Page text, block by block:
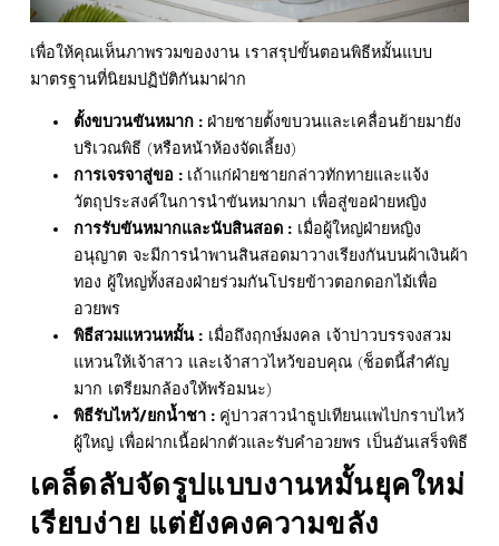
เพื่อให้คุณเห็นภาพรวมของงาน เราสรุปขั้นตอนพิธีหมั้นแบบ
มาตรฐานที่นิยมปฏิบัติกันมาฝาก
ตั้งขบวนขันหมาก : ฝ่ายชายตั้งขบวนและเคลื่อนย้ายมายัง
บริเวณพิธี (หรือหน้าห้องจัดเลี้ยง)
การเจรจาสู่ขอ : เถ้าแก่ฝ่ายชายกล่าวทักทายและแจ้ง
วัตถุประสงค์ในการนำขันหมากมา เพื่อสู่ขอฝ่ายหญิง
การรับขันหมากและนับสินสอด : เมื่อผู้ใหญ่ฝ่ายหญิง
อนุญาต จะมีการนำพานสินสอดมาวางเรียงกันบนผ้าเงินผ้า
ทอง ผู้ใหญ่ทั้งสองฝ่ายร่วมกันโปรยข้าวตอกดอกไม้เพื่อ
อวยพร
พิธีสวมแหวนหมั้น : เมื่อถึงฤกษ์มงคล เจ้าบ่าวบรรจงสวม
แหวนให้เจ้าสาว และเจ้าสาวไหว้ขอบคุณ (ช็อตนี้สำคัญ
มาก เตรียมกล้องให้พร้อมนะ)
พิธีรับไหว้/ยกน้ำชา : คู่บ่าวสาวนำธูปเทียนแพไปกราบไหว้
ผู้ใหญ่ เพื่อฝากเนื้อฝากตัวและรับคำอวยพร เป็นอันเสร็จพิธี
เคล็ดลับจัดรูปแบบงานหมั้นยุคใหม่
เรียบง่าย แต่ยังคงความขลัง